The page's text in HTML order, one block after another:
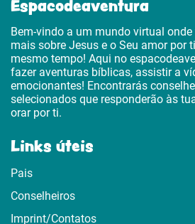
Espacodeaventura
Bem-vindo a um mundo virtual
mais sobre Jesus e o Seu amor por
mesmo tempo! Aqui no
fazer aventuras bíblicas, assistir a
emocionantes! Encontrarás
selecionados que responderão às
orar por ti.
Links úteis
Pais
Conselheiros
Imprint/Contatos